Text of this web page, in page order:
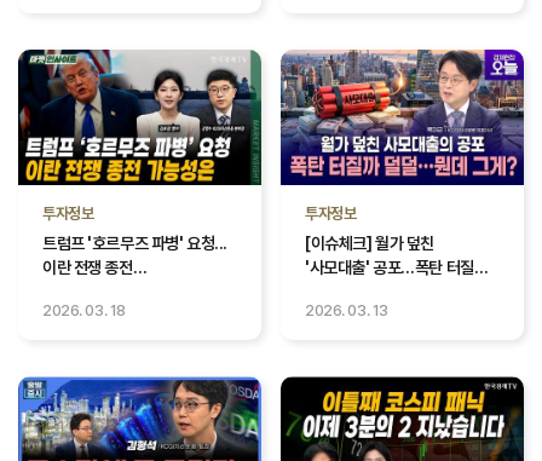
투자정보
트럼프 '호르무즈 파병' 요청...
이란 전쟁 종전
KCGI자산운용 본부장
2026. 03. 18
투자정보
[이슈체크] 월가 덮친
'사모대출' 공포…폭탄 터질까
2026. 03. 13